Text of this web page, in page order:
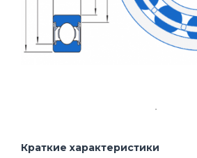
Краткие характеристики